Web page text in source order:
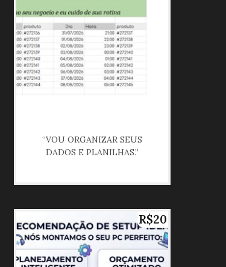
“VOU ORGANIZAR SEUS
DADOS E PLANILHAS.”
R$20